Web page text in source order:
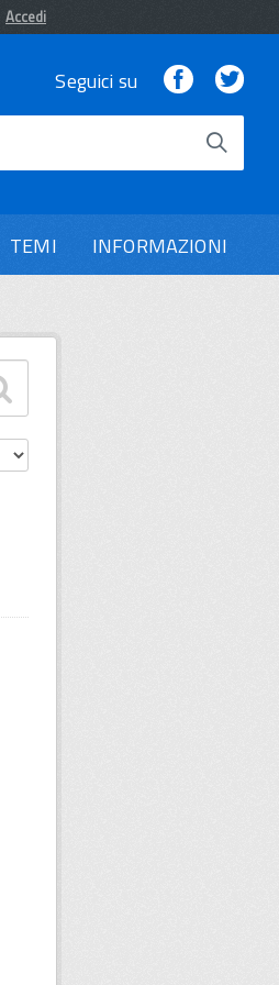
Accedi
Seguici su Facebook
TEMI INFORMAZIONI